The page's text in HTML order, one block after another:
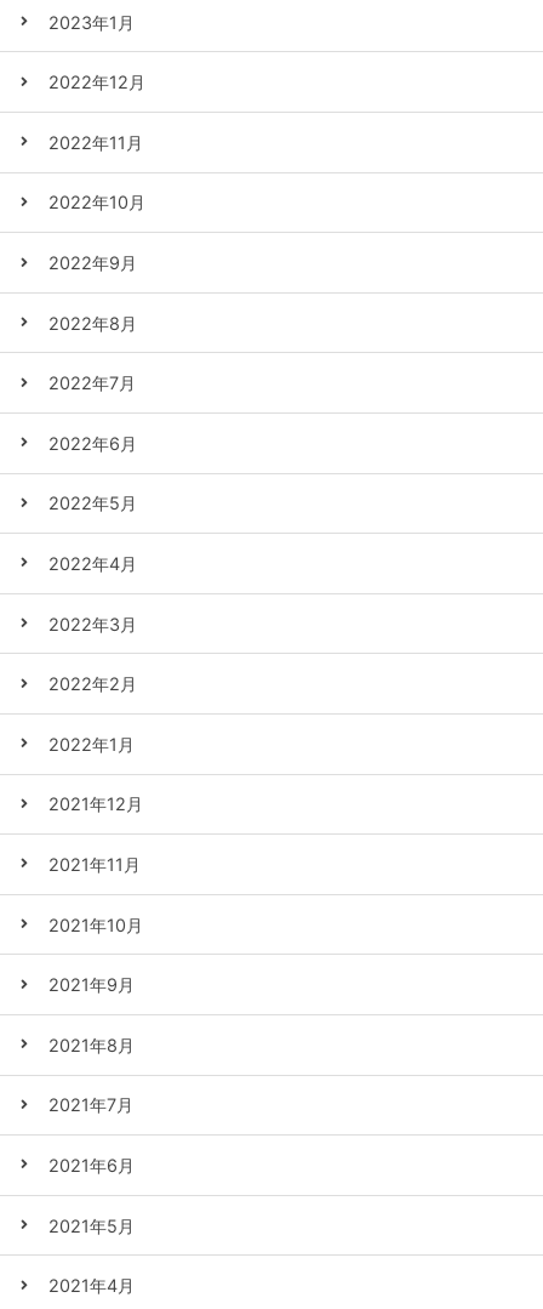
2023年1月
2022年12月
2022年11月
2022年10月
2022年9月
2022年8月
2022年7月
2022年6月
2022年5月
2022年4月
2022年3月
2022年2月
2022年1月
2021年12月
2021年11月
2021年10月
2021年9月
2021年8月
2021年7月
2021年6月
2021年5月
2021年4月